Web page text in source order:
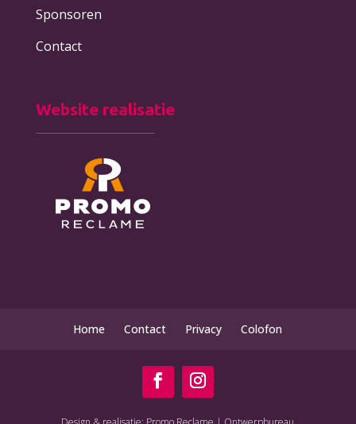
Sponsoren
Contact
Website realisatie
Home Contact Privacy Colofon